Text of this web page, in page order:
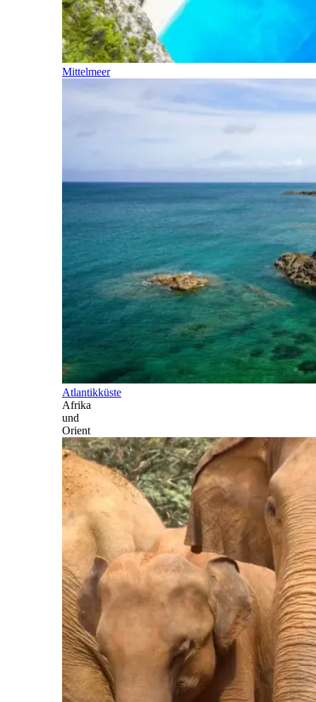
Mittelmeer
Atlantikküste
Afrika
und
Orient